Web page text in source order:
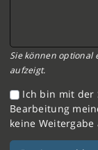
Sie können optional
aufzeigt.
Ich bin mit der
Bearbeitung
keine Weitergabe